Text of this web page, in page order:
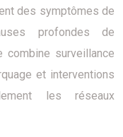
des symptômes de
profondes de
combine surveillance
et interventions
les réseaux